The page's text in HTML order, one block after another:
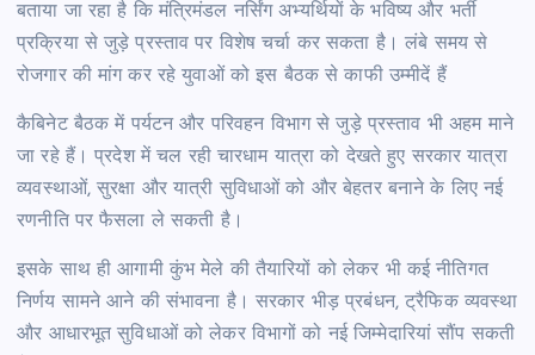
बताया जा रहा है कि मंत्रिमंडल नर्सिंग अभ्यर्थियों के भविष्य और भर्ती
प्रक्रिया से जुड़े प्रस्ताव पर विशेष चर्चा कर सकता है। लंबे समय से
रोजगार की मांग कर रहे युवाओं को इस बैठक से काफी उम्मीदें हैं
कैबिनेट बैठक में पर्यटन और परिवहन विभाग से जुड़े प्रस्ताव भी अहम माने
जा रहे हैं। प्रदेश में चल रही चारधाम यात्रा को देखते हुए सरकार यात्रा
व्यवस्थाओं, सुरक्षा और यात्री सुविधाओं को और बेहतर बनाने के लिए नई
रणनीति पर फैसला ले सकती है।
इसके साथ ही आगामी कुंभ मेले की तैयारियों को लेकर भी कई नीतिगत
निर्णय सामने आने की संभावना है। सरकार भीड़ प्रबंधन, ट्रैफिक व्यवस्था
और आधारभूत सुविधाओं को लेकर विभागों को नई जिम्मेदारियां सौंप सकती